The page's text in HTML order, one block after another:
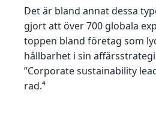
Det är bland annat dessa
gjort att över 700 globala
toppen bland företag som
hållbarhet i sin
”Corporate sustainability
rad.⁴